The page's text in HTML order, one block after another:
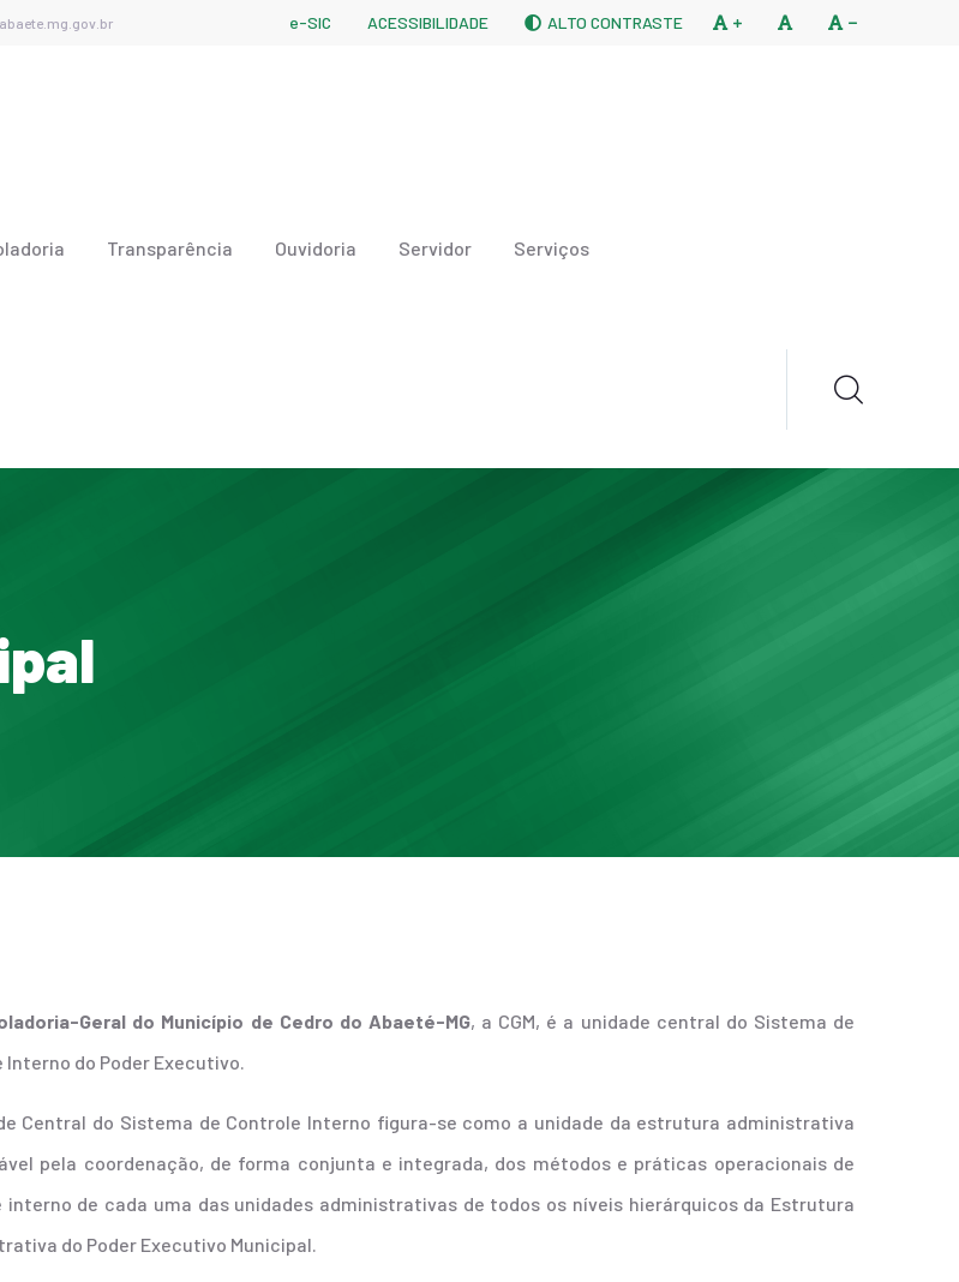
e-SIC ACESSIBILIDADE ALTO CONTRASTE
Transparência Ouvidoria Servidor Serviços
Geral do Município de Cedro do Abaeté-MG, a CGM, é a unidade central do Sistema de
Interno do Poder Executivo.
Central do Sistema de Controle Interno figura-se como a unidade da estrutura administrativa
pela coordenação, de forma conjunta e integrada, dos métodos e práticas operacionais de
interno de cada uma das unidades administrativas de todos os níveis hierárquicos da Estrutura
do Poder Executivo Municipal.